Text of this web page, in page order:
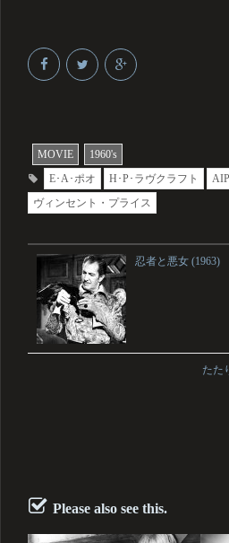
MOVIE
1960's
E･A･ポオ
H･P･ラヴクラフト
AIP
ヴィンセント・プライス
忍者と悪女 (1963)
たた
Please also see this.